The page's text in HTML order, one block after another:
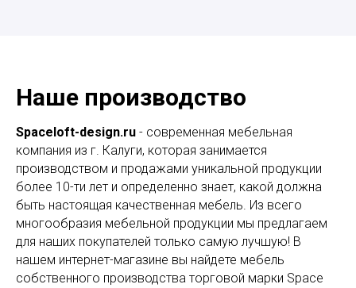
Наше производство
Spaceloft-design.ru - современная мебельная
компания из г. Калуги, которая занимается
производством и продажами уникальной продукции
более 10-ти лет и определенно знает, какой должна
быть настоящая качественная мебель. Из всего
многообразия мебельной продукции мы предлагаем
для наших покупателей только самую лучшую! В
нашем интернет-магазине вы найдете мебель
собственного производства торговой марки Space